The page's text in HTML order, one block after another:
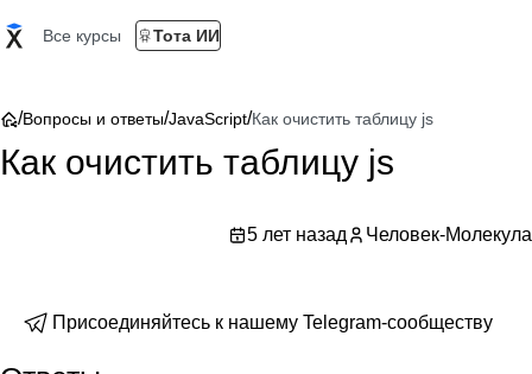
Все курсы Тота ИИ
/Вопросы и ответы/JavaScript/Как очистить таблицу js
Как очистить таблицу js
5 лет назад Человек-Молекула
Присоединяйтесь к нашему Telegram-сообществу